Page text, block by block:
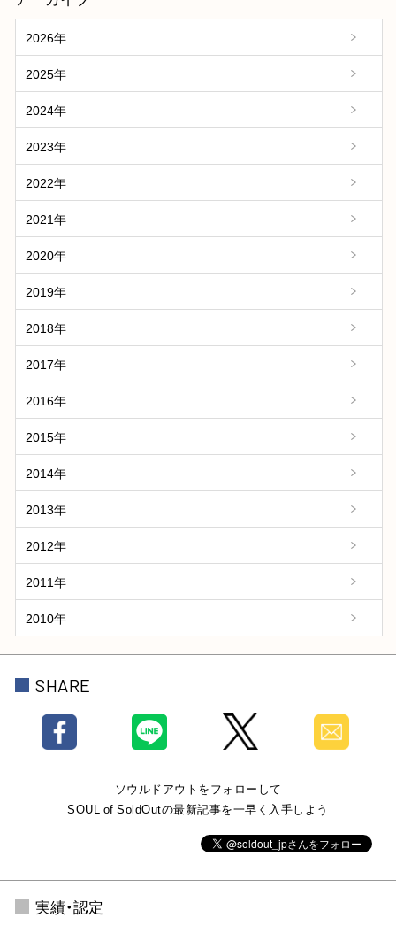
2026年
2025年
2024年
2023年
2022年
2021年
2020年
2019年
2018年
2017年
2016年
2015年
2014年
2013年
2012年
2011年
2010年
SHARE
ソウルドアウトをフォローして
SOUL of SoldOutの最新記事を一早く入手しよう
実績・認定